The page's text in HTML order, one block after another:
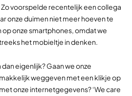
Zo voorspelde recentelijk een collega
onze duimen niet meer hoeven te
onze smartphones, omdat we
het mobieltje in denken.
eigenlijk? Gaan we onze
weggeven met een klikje op
met onze internetgegevens? ‘We care